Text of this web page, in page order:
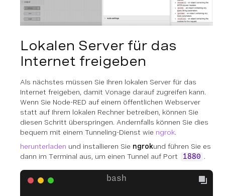
Lokalen Server für das
Internet freigeben
Als nächstes müssen Sie Ihren lokalen Server für das
Internet freigeben, damit Vonage darauf zugreifen kann.
Wenn Sie Node-RED auf einem öffentlichen Webserver
statt auf Ihrem lokalen Rechner betreiben, können Sie
diesen Schritt überspringen. Andernfalls können Sie dies
bequem mit einem Tunneling-Dienst wie ngrok.
herunterladen und installieren Sie ngrokund führen Sie es
dann im Terminal aus, um einen Tunnel auf Port
1880 .